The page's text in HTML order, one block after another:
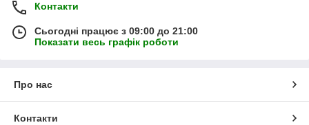
Контакти
Сьогодні працює з 09:00 до 21:00
Показати весь графік роботи
Про нас
Контакти